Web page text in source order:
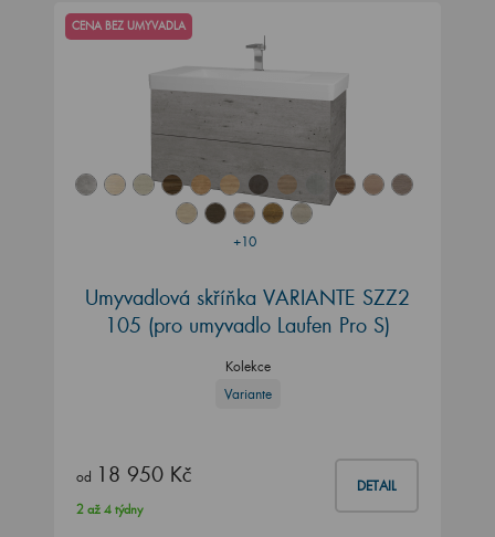
+10
CENA BEZ UMYVADLA
Umyvadlová skříňka VARIANTE SZZ2
105 (pro umyvadlo Laufen Pro S)
Kolekce
Variante
od 18 950 Kč DETAIL
2 až 4 týdny